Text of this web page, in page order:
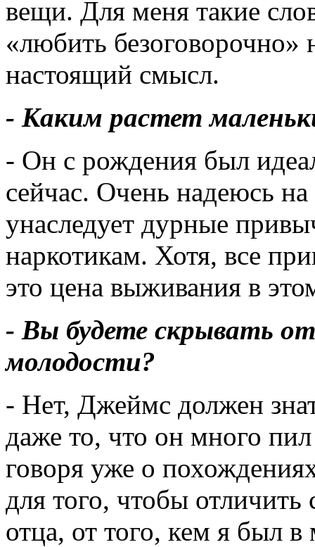
вещи. Для меня такие
«любить безоговорочно»
настоящий смысл.
- Каким растет
- Он с рождения был
сейчас. Очень надеюсь
унаследует дурные
наркотикам. Хотя, все
это цена выживания в
- Вы будете скрывать
молодости?
- Нет, Джеймс должен
даже то, что он много
говоря уже о
для того, чтобы
отца, от того, кем я был в